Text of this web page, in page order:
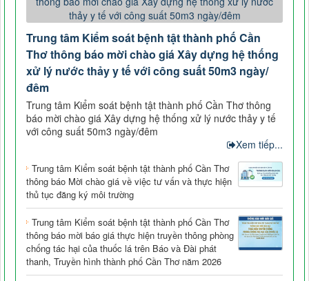
Trung tâm Kiểm soát bệnh tật thành phố Cần
Thơ thông báo mời chào giá Xây dựng hệ thống
xử lý nước thảy y tế với công suất 50m3 ngày/
đêm
Trung tâm Kiểm soát bệnh tật thành phố Cần Thơ thông
báo mời chào giá Xây dựng hệ thống xử lý nước thảy y tế
với công suất 50m3 ngày/đêm
Xem tiếp...
Trung tâm Kiểm soát bệnh tật thành phố Cần Thơ
thông báo Mời chào giá về việc tư vấn và thực hiện
thủ tục đăng ký môi trường
Trung tâm Kiểm soát bệnh tật thành phố Cần Thơ
thông báo mời báo giá thực hiện truyền thông phòng
chống tác hại của thuốc lá trên Báo và Đài phát
thanh, Truyền hình thành phố Cần Thơ năm 2026